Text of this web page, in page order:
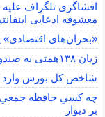
افشاگری تلگراف
معشوقه ادعایی
«بحران‌های اقتصادی»
زیان ۱۳۸همتی به صندوق بازنشستگی نفت
شاخص کل بورس وارد کانال 5.5
چه كسي حافظه جمعي
بر ديوار